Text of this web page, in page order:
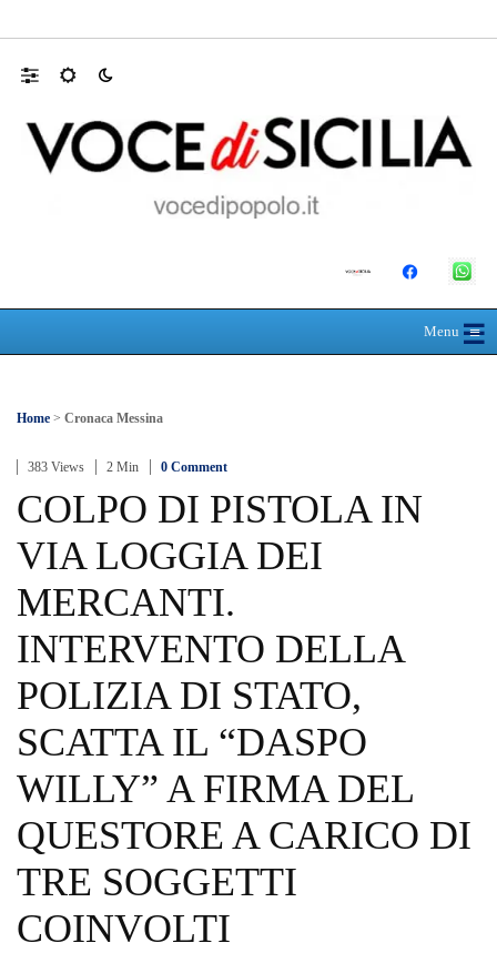
Menu≡
☰
Home > Cronaca Messina
383 Views 2 Min 0 Comment
COLPO DI PISTOLA IN
VIA LOGGIA DEI
MERCANTI.
INTERVENTO DELLA
POLIZIA DI STATO,
SCATTA IL “DASPO
WILLY” A FIRMA DEL
QUESTORE A CARICO DI
TRE SOGGETTI
COINVOLTI